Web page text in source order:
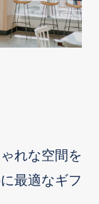
れな空間を
最適なギフ